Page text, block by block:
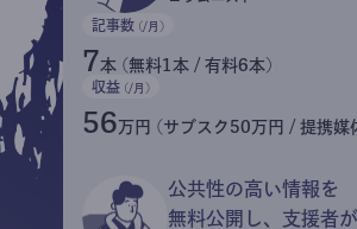
記事数 (/月)
7本 (無料1本 / 有料6本)
収益 (/月)
56万円 (サブスク50万円 / 提携媒
公共性の高い情報を
無料公開し、支援者